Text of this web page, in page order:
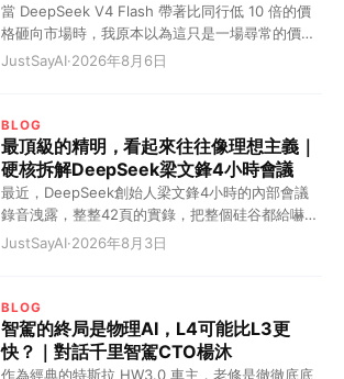
當 DeepSeek V4 Flash 帶著比同行低 10 倍的價
格砸向市場時，我原本以為這只是一場尋常的價格
戰。但我錯了，這根本不是什麼商業內卷，而是一
暴？你這麼理解吧，這就相當於一件原本在美國賣
10 塊美金的貨，現在被中國企業硬生生幹到了 10
塊錢人民幣！硬是把大模型幹出了拼多多的氣質。
這怎麼玩？那些定價高高在上的模型，瞬間全成了
智商稅。 這就好比現在的中國電車市場。以前你要
萬的國產電車直接給你拉滿。結果呢？BBA 銷量狂
就跟當年呂布轅門射戟一樣，我這一箭射在這兒
了，斬殺線以下的這幫公司，你們掂量掂量自己，
到底還要不要幹這事？這才是真正的降維打擊！這
JustSayAI·2026年8月6日
BLOG
最頂級的精明，看起來往往像理想主義｜
硬核拆解DeepSeek梁文鋒4小時會議
最近，DeepSeek創始人梁文鋒4小時的內部會議
錄音洩露，整整42頁的實錄，把整個硅谷都給嚇慘
了。 全網都在瘋狂造神，一口一個“梁聖”叫著，說
個月回本的恐怖算計，AI界的農夫山泉 看硅谷那幫
搞大模型的，有幾個敢承認自己能賺錢的？梁聖彷
彿在說：奧兄，我不是針對你，我是說在座的所有
人都是垃圾！ 全網都在驚呼梁文鋒是“賽博聖人”，
JustSayAI·2026年8月3日
BLOG
智駕的終局是物理AI，L4可能比L3更
快？｜對話千里智駕CTO楊沐
作為經典的特斯拉 HW3.0 車主，老修是徹徹底底